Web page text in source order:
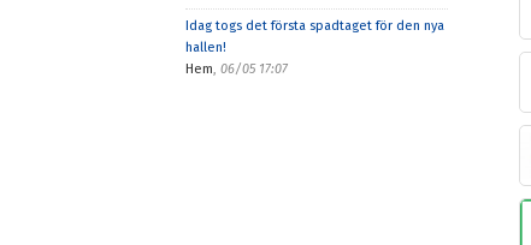
Idag togs det första spadtaget för den nya
hallen!
Hem, 06/05 17:07